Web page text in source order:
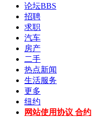
论坛BBS
招聘
求职
汽车
房产
二手
热点新闻
生活服务
更多
纽约
网站使用协议 合约